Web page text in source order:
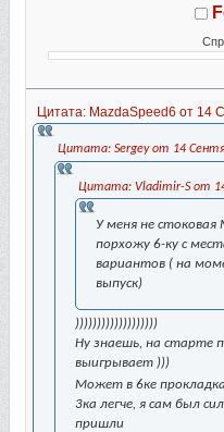
Цитата: MazdaSpeed6 от 14
Цитата: Sergey от 14
Цитата: Vladimir-S от
У меня не
порхожу 6-ку с
вариантов ( на
выпуск)
)))))))))))))))))))
Ну знаешь, на старте
выигрывает )))
Может в 6ке
3ка легче, я сам был
пришли